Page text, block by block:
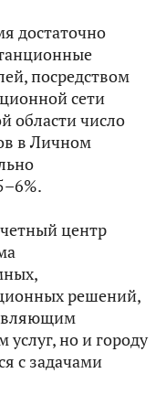
достаточно
посредством
сети
области число
в Личном
центр
решений,
но и городу
с задачами